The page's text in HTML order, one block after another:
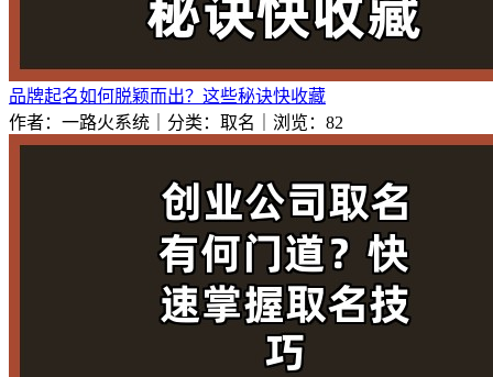
品牌起名如何脱颖而出？这些秘诀快收藏
作者：一路火系统｜分类：取名｜浏览：82